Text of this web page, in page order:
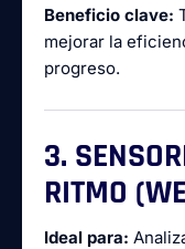
Beneficio clave:
mejorar la
progreso.
3.
RITMO
Ideal para: